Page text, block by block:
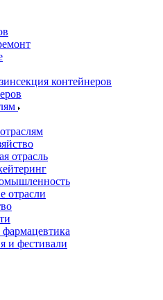
контейнеров
отрасль
отрасли
и фестивали